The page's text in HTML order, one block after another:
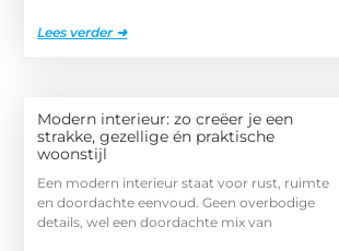
Lees verder ➜
Modern interieur: zo creëer je een
strakke, gezellige én praktische
woonstijl
Een modern interieur staat voor rust, ruimte
en doordachte eenvoud. Geen overbodige
details, wel een doordachte mix van